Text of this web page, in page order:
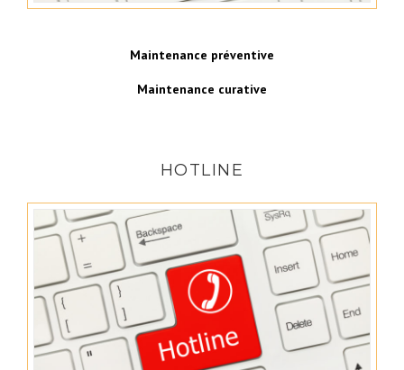
Maintenance préventive
Maintenance curative
HOTLINE